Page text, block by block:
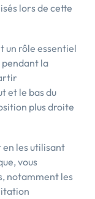
lors de cette
un rôle essentiel
pendant la
et le bas du
plus droite
les utilisant
vous
notamment les